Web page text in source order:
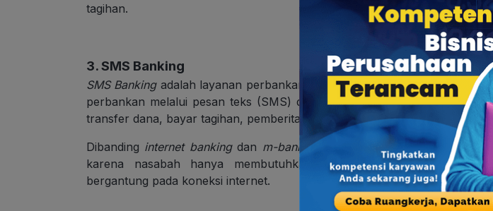
tagihan.
3. SMS Banking
SMS Bankingadalah layanan perbankan di mana nasabah bisa melakukan
perbankan melalui pesan teks (SMS) di ponsel. Layanan ini biasanya
transfer dana, bayar tagihan, pemberitahuan informasi, dst.
Dibanding internet bankingdan m-banking SMS banking memiliki akses
karena nasabah hanya membutuhkan ponsel dengan
bergantung pada koneksi internet.